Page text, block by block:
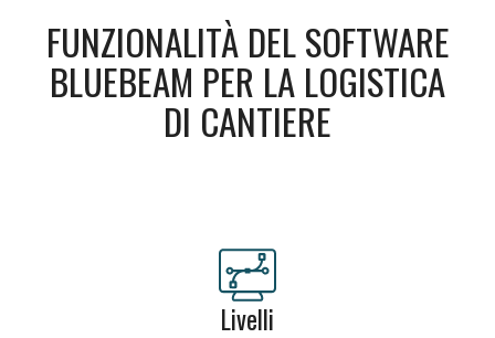
FUNZIONALITÀ DEL SOFTWARE
BLUEBEAM PER LA LOGISTICA
DI CANTIERE